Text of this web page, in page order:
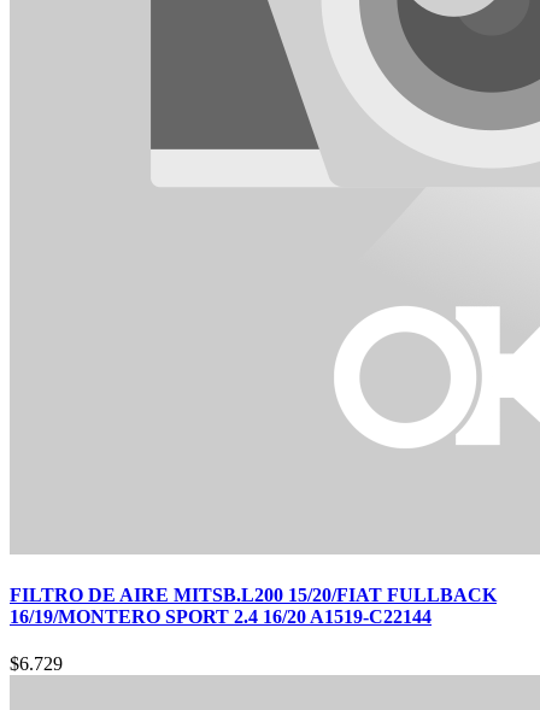
FILTRO DE AIRE MITSB.L200 15/20/FIAT FULLBACK
16/19/MONTERO SPORT 2.4 16/20 A1519-C22144
$6.729